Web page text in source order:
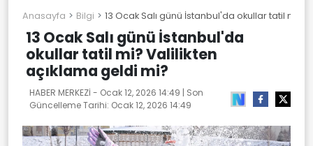
Anasayfa Bilgi 13 Ocak Salı günü İstanbul'da okullar tatil mi?
13 Ocak Salı günü İstanbul'da
okullar tatil mi? Valilikten
açıklama geldi mi?
HABER MERKEZİ - Ocak 12, 2026 14:49 | Son
Güncelleme Tarihi: Ocak 12, 2026 14:49